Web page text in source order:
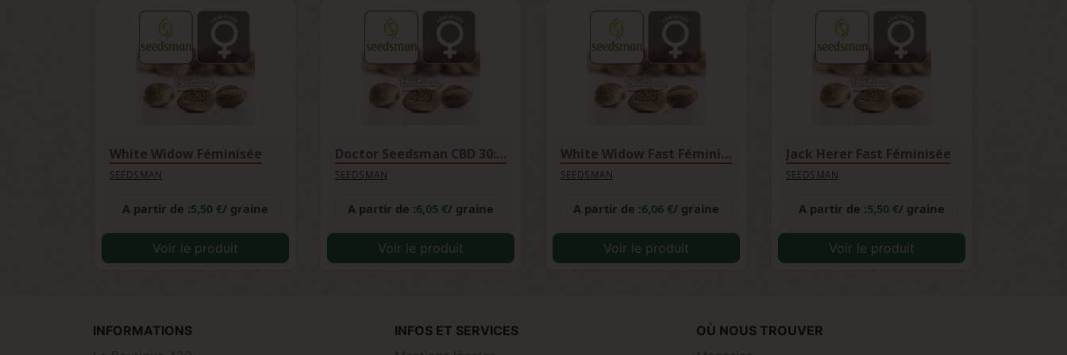
White Widow Féminisée
SEEDSMAN
A partir de :5,50 €/ graine
Voir le produit
Doctor Seedsman CBD 30:1...
SEEDSMAN
A partir de :6,05 €/ graine
Voir le produit
White Widow Fast Féminisée
SEEDSMAN
A partir de :6,06 €/ graine
Voir le produit
Jack Herer Fast Féminisée
SEEDSMAN
A partir de :5,50 €/ graine
Voir le produit
INFORMATIONS
INFOS ET SERVICES
OÙ NOUS TROUVER